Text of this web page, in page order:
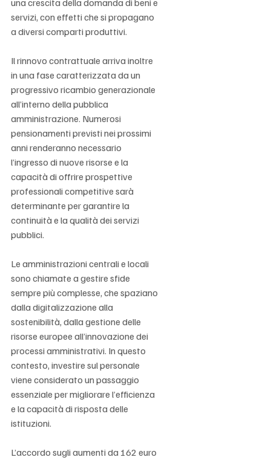
servizi, con effetti che si propagano
a diversi comparti produttivi.
Il rinnovo contrattuale arriva inoltre
in una fase caratterizzata da un
progressivo ricambio generazionale
all’interno della pubblica
amministrazione. Numerosi
pensionamenti previsti nei prossimi
anni renderanno necessario
l’ingresso di nuove risorse e la
capacità di offrire prospettive
professionali competitive sarà
determinante per garantire la
continuità e la qualità dei servizi
pubblici.
Le amministrazioni centrali e locali
sono chiamate a gestire sfide
sempre più complesse, che spaziano
dalla digitalizzazione alla
sostenibilità, dalla gestione delle
risorse europee all’innovazione dei
processi amministrativi. In questo
contesto, investire sul personale
viene considerato un passaggio
essenziale per migliorare l’efficienza
e la capacità di risposta delle
istituzioni.
L’accordo sugli aumenti da 162 euro